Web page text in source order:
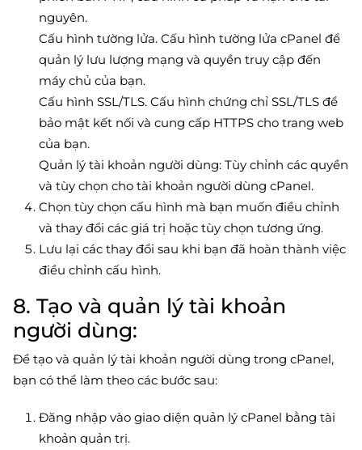
nguyên.
Cấu hình tường lửa. Cấu hình tường lửa cPanel để
quản lý lưu lượng mạng và quyền truy cập đến
máy chủ của bạn.
Cấu hình SSL/TLS. Cấu hình chứng chỉ SSL/TLS để
bảo mật kết nối và cung cấp HTTPS cho trang web
của bạn.
Quản lý tài khoản người dùng: Tùy chỉnh các quyền
và tùy chọn cho tài khoản người dùng cPanel.
Chọn tùy chọn cấu hình mà bạn muốn điều chỉnh
và thay đổi các giá trị hoặc tùy chọn tương ứng.
Lưu lại các thay đổi sau khi bạn đã hoàn thành việc
điều chỉnh cấu hình.
8. Tạo và quản lý tài khoản
người dùng:
Để tạo và quản lý tài khoản người dùng trong cPanel,
bạn có thể làm theo các bước sau:
Đăng nhập vào giao diện quản lý cPanel bằng tài
khoản quản trị.